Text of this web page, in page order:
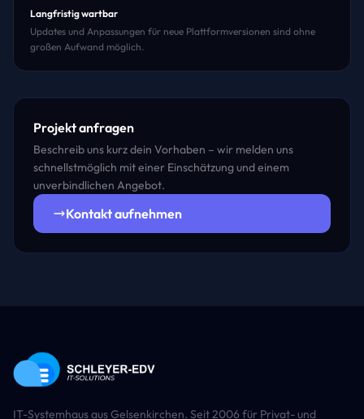
Langfristig wartbar
Updates und Anpassungen für neue Plattformversionen sind ohne
großen Aufwand möglich.
Projekt anfragen
Beschreib uns kurz dein Vorhaben – wir melden uns
schnellstmöglich mit einer Einschätzung und einem
unverbindlichen Angebot.
Kontakt aufnehmen
IT-Systemhaus aus Gelsenkirchen. Seit 2006 für Privat- und